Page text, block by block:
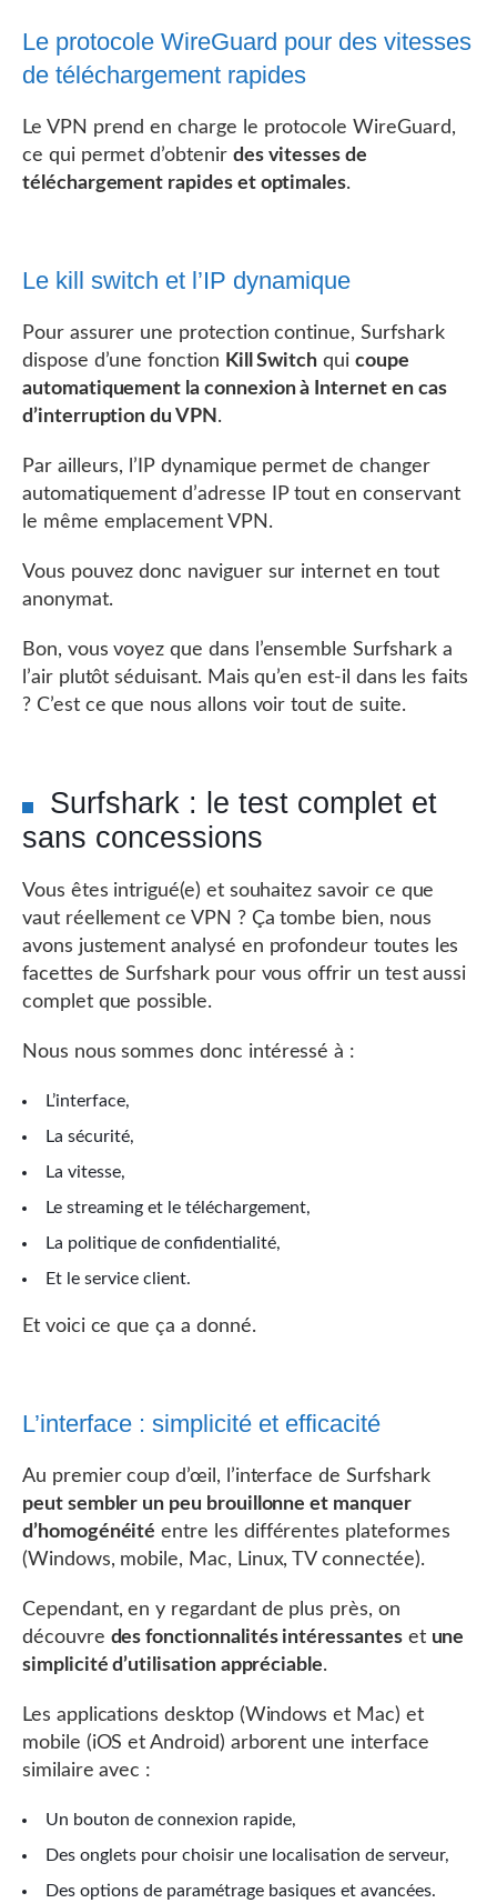
Le protocole WireGuard pour des vitesses
de téléchargement rapides
Le VPN prend en charge le protocole WireGuard,
ce qui permet d’obtenir des vitesses de
téléchargement rapides et optimales.
Le kill switch et l’IP dynamique
Pour assurer une protection continue, Surfshark
dispose d’une fonction Kill Switch qui coupe
automatiquement la connexion à Internet en cas
d’interruption du VPN .
Par ailleurs, l’IP dynamique permet de changer
automatiquement d’adresse IP tout en conservant
le même emplacement VPN.
Vous pouvez donc naviguer sur internet en tout
anonymat.
Bon, vous voyez que dans l’ensemble Surfshark a
l’air plutôt séduisant. Mais qu’en est-il dans les faits
? C’est ce que nous allons voir tout de suite.
Surfshark : le test complet et
sans concessions
Vous êtes intrigué(e) et souhaitez savoir ce que
vaut réellement ce VPN ? Ça tombe bien, nous
avons justement analysé en profondeur toutes les
facettes de Surfshark pour vous offrir un test aussi
complet que possible.
Nous nous sommes donc intéressé à :
L’interface,
La sécurité,
La vitesse,
Le streaming et le téléchargement,
La politique de confidentialité,
Et le service client.
Et voici ce que ça a donné.
L’interface : simplicité et efficacité
Au premier coup d’œil, l’interface de Surfshark
peut sembler un peu brouillonne et manquer
d’homogénéité entre les différentes plateformes
(Windows, mobile, Mac, Linux, TV connectée).
Cependant, en y regardant de plus près, on
découvre des fonctionnalités intéressanteset une
simplicité d’utilisation appréciable.
Les applications desktop (Windows et Mac) et
mobile (iOS et Android) arborent une interface
similaire avec :
Un bouton de connexion rapide,
Des onglets pour choisir une localisation de serveur,
Des options de paramétrage basiques et avancées.